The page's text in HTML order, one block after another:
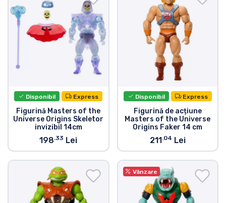
Disponibil Express
Figurină Masters of the
Universe Origins Skeletor
invizibil 14cm
198.33 Lei
Disponibil Express
Figurină de acțiune
Masters of the Universe
Origins Faker 14 cm
211.04 Lei
Vânzare